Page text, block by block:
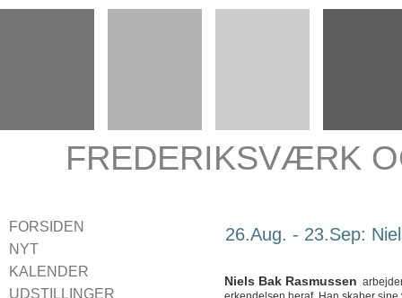
FORSIDEN
NYT
KALENDER
UDSTILLINGER
FREDERIKSVÆRK
Niels Bak Rasmussen
26.Aug. - 23.Sep: